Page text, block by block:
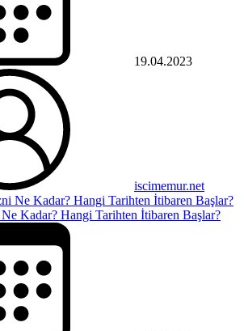
19.04.2023
iscimemur.net
Kadar? Hangi Tarihten İtibaren Başlar?